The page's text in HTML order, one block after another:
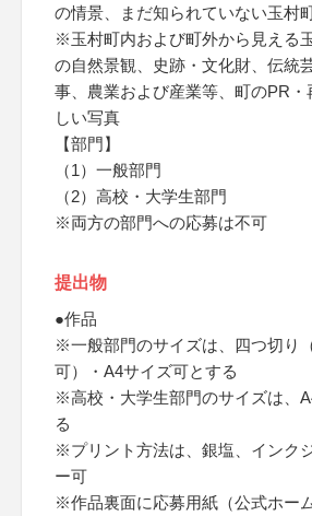
の情景、まだ知られていない玉村
※玉村町内および町外から見える
の自然景観、史跡・文化財、伝統
事、農業および産業等、町のPR・
しい写真
【部門】
（1）一般部門
（2）高校・大学生部門
※両方の部門への応募は不可
提出物
●作品
※一般部門のサイズは、四つ切り
可）・A4サイズ可とする
※高校・大学生部門のサイズは、
る
※プリント方法は、銀塩、インク
ー可
※作品裏面に応募用紙（公式ホー